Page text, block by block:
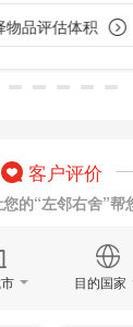
物品评估体积
客户评价
的“左邻右舍”帮
目的国家